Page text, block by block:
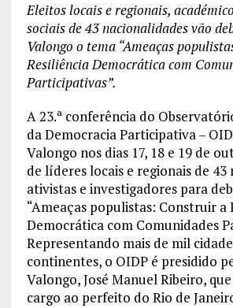
Eleitos locais e regionais,
sociais de 43 nacionalidades vão
Valongo o tema “Ameaças
Resiliência Democrática com
Participativas”.
A 23.ª conferência do
da Democracia Participativa –
Valongo nos dias 17, 18 e 19 de
de líderes locais e regionais de 43
ativistas e investigadores para
“Ameaças populistas: Construir a
Democrática com Comunidades
Representando mais de mil
continentes, o OIDP é presidido
Valongo, José Manuel Ribeiro,
cargo ao perfeito do Rio de